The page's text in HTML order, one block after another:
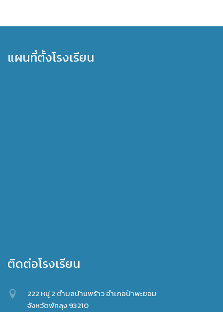
แผนที่ตั้งโรงเรียน
ติดต่อโรงเรียน
222 หมู่ 2 ตำบลบ้านพร้าว อำเภอป่าพะยอม
จังหวัดพัทลุง 93210